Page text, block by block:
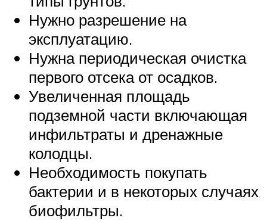
Нужно разрешение на
эксплуатацию.
Нужна периодическая очистка
первого отсека от осадков.
Увеличенная площадь
подземной части включающая
инфильтраты и дренажные
колодцы.
Необходимость покупать
бактерии и в некоторых случаях
биофильтры.